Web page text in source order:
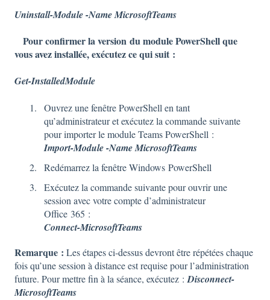
Uninstall-Module -Name MicrosoftTeams
Pour confirmer la version du module PowerShell que
vous avez installée, exécutez ce qui suit :
Get-InstalledModule
Ouvrez une fenêtre PowerShell en tant
qu’administrateur et exécutez la commande suivante
pour importer le module Teams PowerShell :
Import-Module -Name MicrosoftTeams
Redémarrez la fenêtre Windows PowerShell
Exécutez la commande suivante pour ouvrir une
session avec votre compte d’administrateur
Office 365 :
Connect-MicrosoftTeams
Remarque : Les étapes ci-dessus devront être répétées chaque
fois qu’une session à distance est requise pour l’administration
future. Pour mettre fin à la séance, exécutez : Disconnect-
MicrosoftTeams